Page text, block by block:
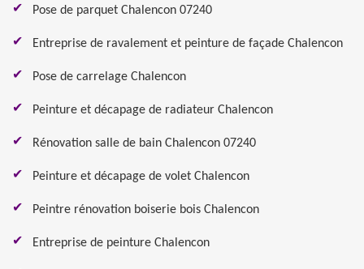
Pose de parquet Chalencon 07240
Entreprise de ravalement et peinture de façade Chalencon
Pose de carrelage Chalencon
Peinture et décapage de radiateur Chalencon
Rénovation salle de bain Chalencon 07240
Peinture et décapage de volet Chalencon
Peintre rénovation boiserie bois Chalencon
Entreprise de peinture Chalencon